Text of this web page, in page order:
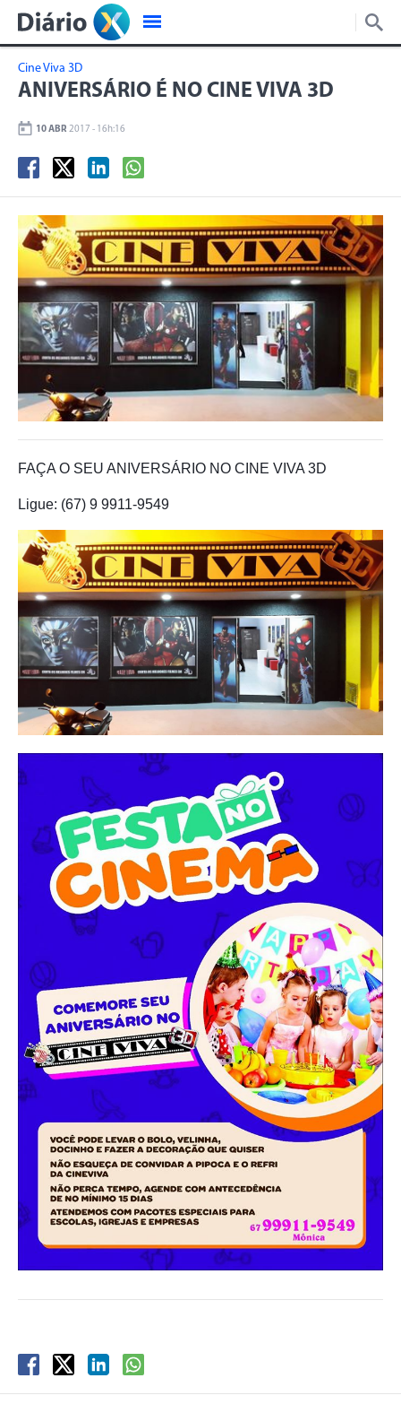
Cine Viva 3D
ANIVERSÁRIO É NO CINE VIVA 3D
10 ABR 2017 - 16h:16
FAÇA O SEU ANIVERSÁRIO NO CINE VIVA 3D
Ligue: (67) 9 9911-9549